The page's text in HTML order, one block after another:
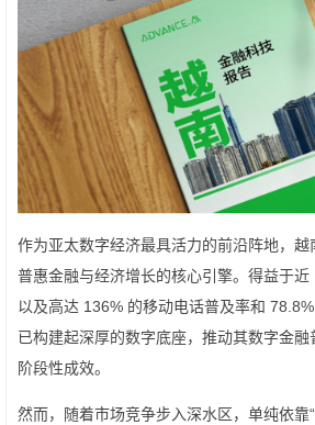
作为亚太数字经济最具活力的前沿阵地，
普惠金融与经济增长的核心引擎。得益于近
以及高达 136% 的移动电话普及率和
已构建起深厚的数字底座，推动其数字金
阶段性成效。
然而，随着市场竞争步入深水区，单纯依靠